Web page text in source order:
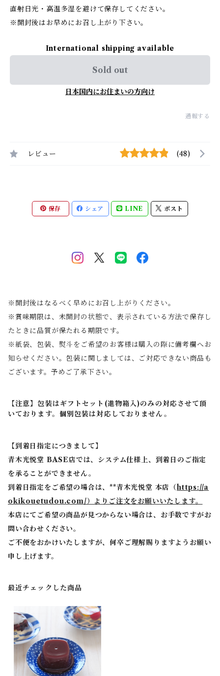
直射日光・高温多湿を避けて保存してください。
※開封後はお早めにお召し上がり下さい。
International shipping available
Sold out
日本国内にお住まいの方向け
通報する
レビュー (48)
保存 シェア LINE ポスト
※開封後はなるべく早めにお召し上がりください。
※賞味期限は、未開封の状態で、表示されている方法で保存し
たときに品質が保たれる期限です。
※紙袋、包装、熨斗をご希望のお客様は購入の際に備考欄へお
知らせください。包装に関しましては、ご対応できない商品も
ございます。予めご了承下さい。
【注意】包装はギフトセット(進物箱入)のみの対応させて頂
いております。個別包装は対応しておりません。
【到着日指定につきまして】
青木光悦堂 BASE店では、システム仕様上、到着日のご指定
を承ることができません。
到着日指定をご希望の場合は、**青木光悦堂 本店（https://a
okikouetudou.com/）よりご注文をお願いいたします。
本店にてご希望の商品が見つからない場合は、お手数ですがお
問い合わせください。
ご不便をおかけいたしますが、何卒ご理解賜りますようお願い
申し上げます。
最近チェックした商品